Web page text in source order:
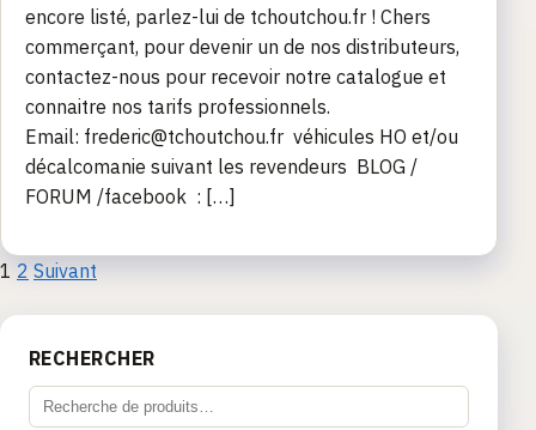
encore listé, parlez-lui de tchoutchou.fr ! Chers
commerçant, pour devenir un de nos distributeurs,
contactez-nous pour recevoir notre catalogue et
connaitre nos tarifs professionnels.
Email: frederic@tchoutchou.fr véhicules HO et/ou
décalcomanie suivant les revendeurs BLOG /
FORUM /facebook : […]
Pagination
des
publications
1 2 Suivant
RECHERCHER
Recherche